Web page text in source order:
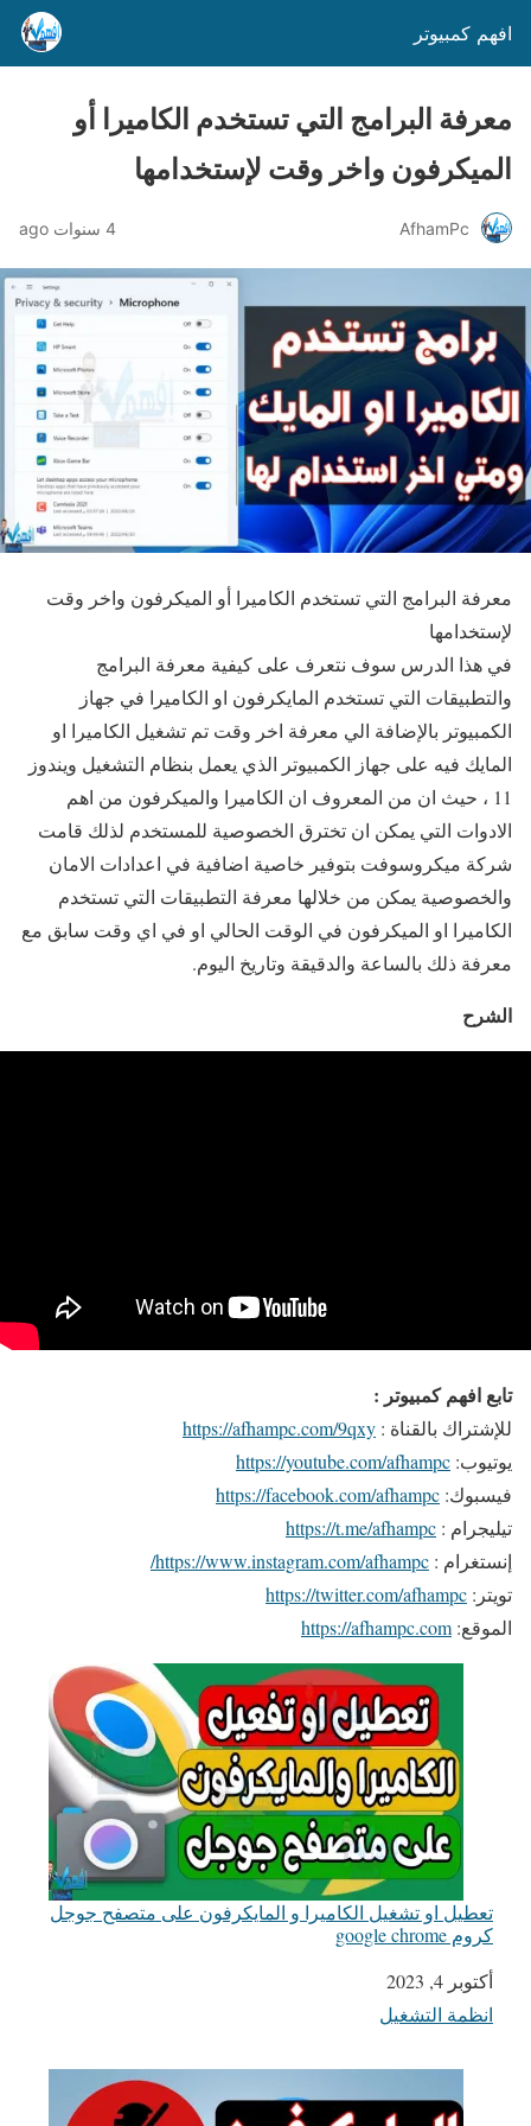
افهم كمبيوتر
معرفة البرامج التي تستخدم الكاميرا أو
الميكرفون واخر وقت لإستخدامها
AfhamPc 4 سنوات ago
معرفة البرامج التي تستخدم الكاميرا أو الميكرفون واخر وقت
لإستخدامها
في هذا الدرس سوف نتعرف على كيفية معرفة البرامج
والتطبيقات التي تستخدم المايكرفون او الكاميرا في جهاز
الكمبيوتر بالإضافة الي معرفة اخر وقت تم تشغيل الكاميرا او
المايك فيه على جهاز الكمبيوتر الذي يعمل بنظام التشغيل ويندوز
11 ، حيث ان من المعروف ان الكاميرا والميكرفون من اهم
الادوات التي يمكن ان تخترق الخصوصية للمستخدم لذلك قامت
شركة ميكروسوفت بتوفير خاصية اضافية في اعدادات الامان
والخصوصية يمكن من خلالها معرفة التطبيقات التي تستخدم
الكاميرا او الميكرفون في الوقت الحالي او في اي وقت سابق مع
معرفة ذلك بالساعة والدقيقة وتاريخ اليوم.
الشرح
تابع افهم كمبيوتر :
للإشتراك بالقناة : https://afhampc.com/9qxy
يوتيوب: https://youtube.com/afhampc
فيسبوك: https://facebook.com/afhampc
تيليجرام : https://t.me/afhampc
إنستغرام : https://www.instagram.com/afhampc/
تويتر: https://twitter.com/afhampc
الموقع: https://afhampc.com
تعطيل او تشغيل الكاميرا و المايكرفون على متصفح جوجل
كروم google chrome
التاريخ
أكتوبر 4, 2023
في ما يتعلق بما يأتي
انظمة التشغيل